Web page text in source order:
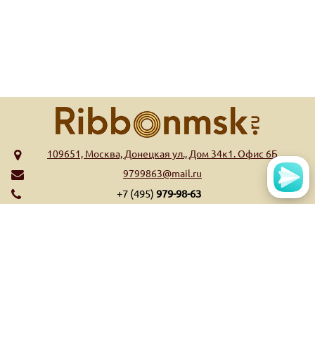
109651, Москва, Донецкая ул., Дом 34к1. Офис 6Б
9799863@mail.ru
+7 (495) 979-98-63